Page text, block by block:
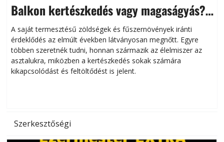
Balkon kertészkedés vagy magaságyás?
Helytakarékos kertészkedés
A saját termesztésű zöldségek és fűszernövények iránti
érdeklődés az elmúlt években látványosan megnőtt. Egyre
többen szeretnék tudni, honnan származik az élelmiszer az
asztalukra, miközben a kertészkedés sokak számára
kikapcsolódást és feltöltődést is jelent.
Szerkesztőségi